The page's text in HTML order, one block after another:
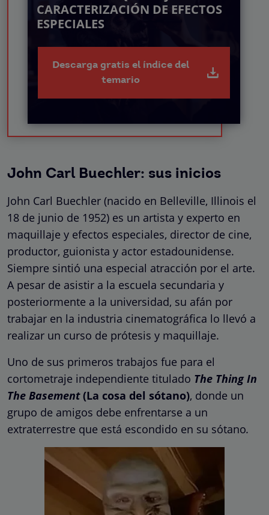
CARACTERIZACIÓN DE EFECTOS
ESPECIALES
Descarga gratis el índice del
temario
John Carl Buechler: sus inicios
John Carl Buechler (nacido en Belleville, Illinois el
18 de junio de 1952) es un artista y experto en
maquillaje y efectos especiales, director de cine,
productor, guionista y actor estadounidense.
Siempre sintió una especial atracción por el arte.
A pesar de asistir a la escuela secundaria y
posteriormente a la universidad, su afán por
trabajar en la industria cinematográfica lo llevó a
realizar un curso de prótesis y maquillaje.
Uno de sus primeros trabajos fue para el
cortometraje independiente titulado The Thing In
The Basement(La cosa del sótano), donde un
grupo de amigos debe enfrentarse a un
extraterrestre que está escondido en su sótano.